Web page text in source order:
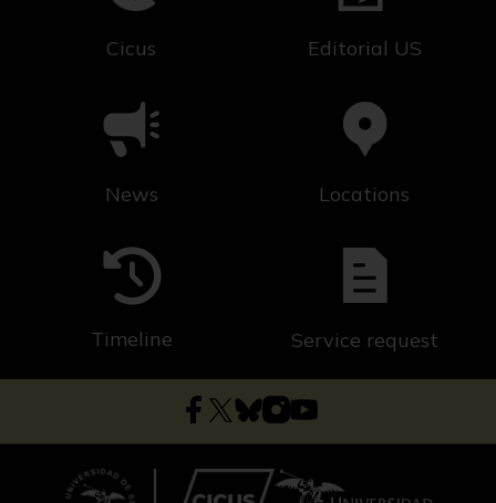
Cicus Editorial US
News Locations
Timeline Service request